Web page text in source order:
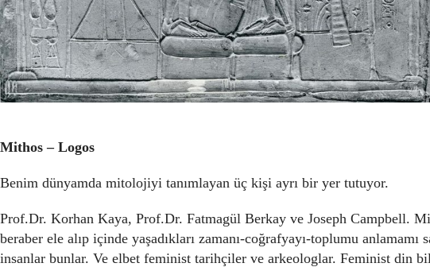
Mithos – Logos
Benim dünyamda mitolojiyi tanımlayan üç kişi ayrı bir yer tutuyor.
Prof.Dr. Korhan Kaya, Prof.Dr. Fatmagül Berkay ve Joseph Campbell.
beraber ele alıp içinde yaşadıkları zamanı-coğrafyayı-toplumu
insanlar bunlar. Ve elbet feminist tarihçiler ve arkeologlar. Feminist din